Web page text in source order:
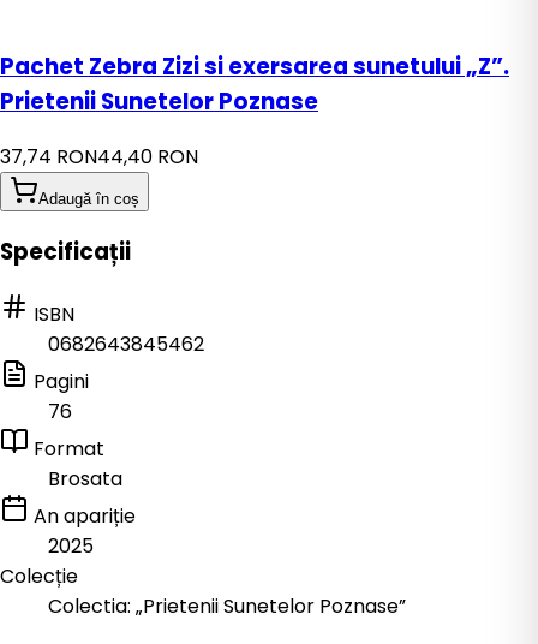
Pachet Zebra Zizi si exersarea sunetului „Z”.
Prietenii Sunetelor Poznase
37,74 RON44,40 RON
Adaugă în coș
Specificații
ISBN
0682643845462
Pagini
76
Format
Brosata
An apariție
2025
Colecție
Colectia: „Prietenii Sunetelor Poznase”